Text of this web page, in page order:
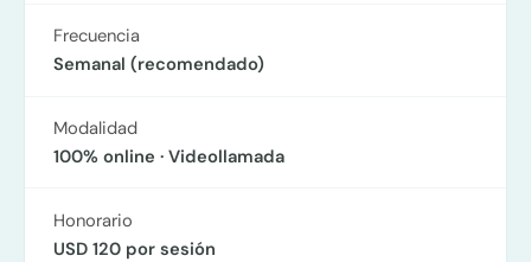
Frecuencia
Semanal (recomendado)
Modalidad
100% online · Videollamada
Honorario
USD 120 por sesión